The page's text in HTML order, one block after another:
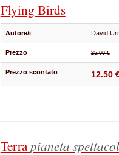
Flying Birds
Autore/i David
Prezzo 25.00 €
Prezzo scontato 12.50
Terrapianeta